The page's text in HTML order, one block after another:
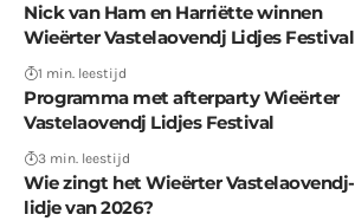
Nick van Ham en Harriëtte winnen
Wieërter Vastelaovendj Lidjes Festival
1 min. leestijd
Programma met afterparty Wieërter
Vastelaovendj Lidjes Festival
3 min. leestijd
Wie zingt het Wieërter Vastelaovendj-
lidje van 2026?